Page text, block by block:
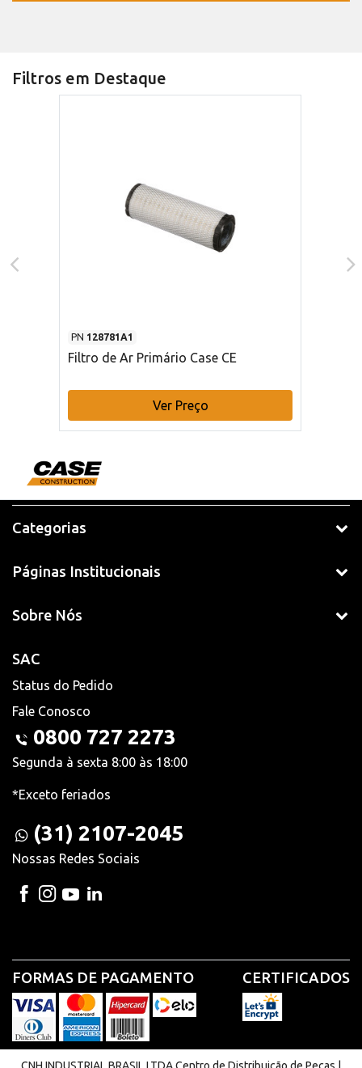
Filtros em Destaque
PN 128781A1
Filtro de Ar Primário Case CE
Ver Preço
Categorias
Páginas Institucionais
Sobre Nós
SAC
Status do Pedido
Fale Conosco
0800 727 2273
Segunda à sexta 8:00 às 18:00
*Exceto feriados
(31) 2107-2045
Nossas Redes Sociais
FORMAS DE PAGAMENTO CERTIFICADOS